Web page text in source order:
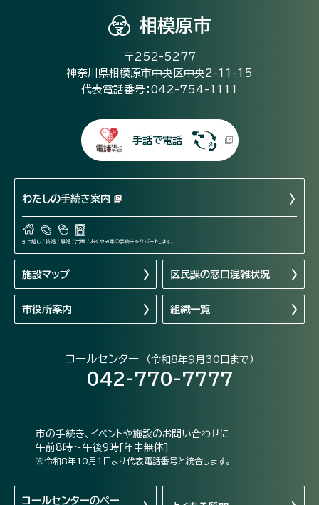
相模原市
〒252-5277
神奈川県相模原市中央区中央2-11-15
代表電話番号：042-754-1111
手話で電話
わたしの手続き案内
引っ越し / 結婚 / 離婚 / 出産 / おくやみ等の手続きをサポートします。
施設マップ 区民課の窓口混雑状況
市役所案内 組織一覧
コールセンター （令和8年9月30日まで）
042-770-7777
市の手続き、イベントや施設のお問い合わせに
午前8時～午後9時[年中無休]
※令和8年10月1日より代表電話番号と統合します。
コールセンターのペー